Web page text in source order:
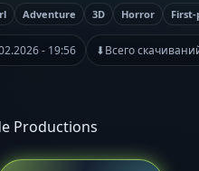
Adventure 3D Horror
- 19:56 ⬇Всего
Productions